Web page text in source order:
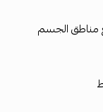
مناطق الجسم